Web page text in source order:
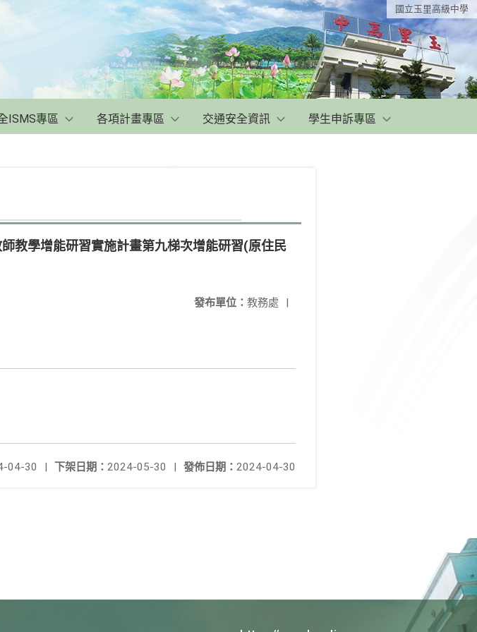
國立玉里高級中學
ISMS專區 各項計畫專區 交通安全資訊 學生申訴專區
教學增能研習實施計畫第九梯次增能研習(原住民
發布單位： 教務處 |
發佈日期： 2024-04-30
下架日期： 2024-05-30 |
04-30 |